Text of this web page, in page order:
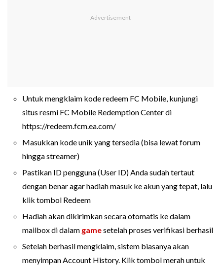
Untuk mengklaim kode redeem FC Mobile, kunjungi
situs resmi FC Mobile Redemption Center di
https://redeem.fcm.ea.com/
Masukkan kode unik yang tersedia (bisa lewat forum
hingga streamer)
Pastikan ID pengguna (User ID) Anda sudah tertaut
dengan benar agar hadiah masuk ke akun yang tepat, lalu
klik tombol Redeem
Hadiah akan dikirimkan secara otomatis ke dalam
mailbox di dalam gamesetelah proses verifikasi berhasil
Setelah berhasil mengklaim, sistem biasanya akan
menyimpan Account History. Klik tombol merah untuk